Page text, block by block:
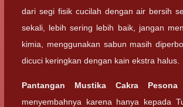
dari segi fisik cucilah dengan air bersih
sekali, lebih sering lebih baik, jangan
kimia, menggunakan sabun masih
dicuci keringkan dengan kain ekstra halus.
Pantangan Mustika Cakra
menyembahnya karena hanya kepada